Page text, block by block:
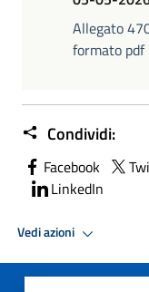
Allegato
formato pdf
Condividi:
Facebook
LinkedIn
Vedi azioni